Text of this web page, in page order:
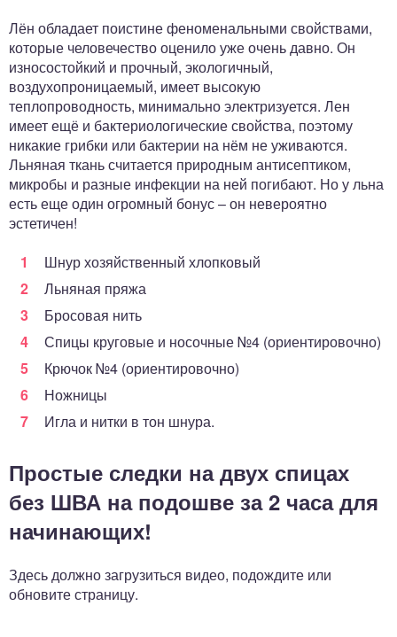
Лён обладает поистине феноменальными свойствами,
которые человечество оценило уже очень давно. Он
износостойкий и прочный, экологичный,
воздухопроницаемый, имеет высокую
теплопроводность, минимально электризуется. Лен
имеет ещё и бактериологические свойства, поэтому
никакие грибки или бактерии на нём не уживаются.
Льняная ткань считается природным антисептиком,
микробы и разные инфекции на ней погибают. Но у льна
есть еще один огромный бонус – он невероятно
эстетичен!
Шнур хозяйственный хлопковый
Льняная пряжа
Бросовая нить
Спицы круговые и носочные №4 (ориентировочно)
Крючок №4 (ориентировочно)
Ножницы
Игла и нитки в тон шнура.
Простые следки на двух спицах
без ШВА на подошве за 2 часа для
начинающих!
Здесь должно загрузиться видео, подождите или
обновите страницу.